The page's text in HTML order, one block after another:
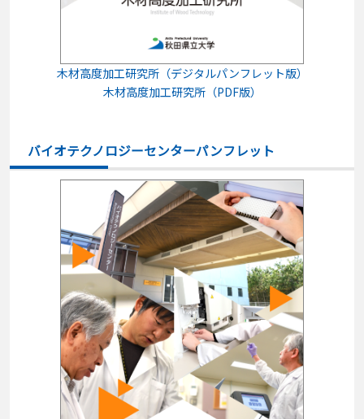
木材高度加工研究所（デジタルパンフレット版）
木材高度加工研究所（PDF版）
バイオテクノロジーセンターパンフレット